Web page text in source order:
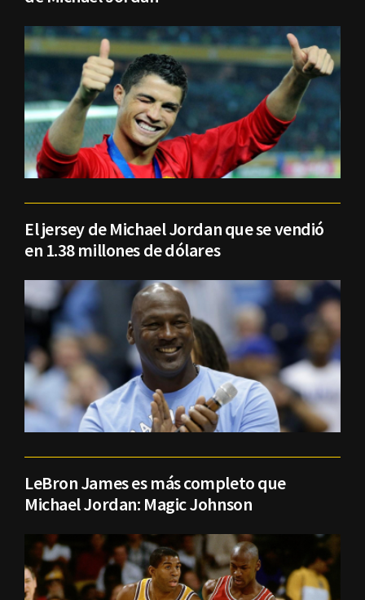
El jersey de Michael Jordan que se vendió
en 1.38 millones de dólares
LeBron James es más completo que
Michael Jordan: Magic Johnson